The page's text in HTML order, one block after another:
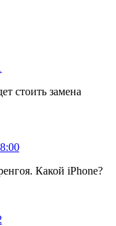
стоить замена
Какой iPhone?